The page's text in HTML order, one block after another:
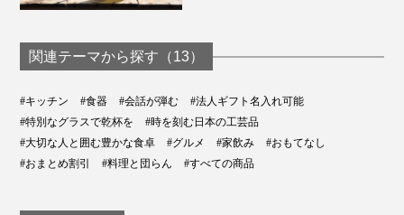
関連テーマから探す（13）
#キッチン #食器 #会話が弾む
#法人ギフト名入れ可能
#特別なグラスで乾杯を
#時を刻む日本の工芸品
#大切な人と囲む豊かな食卓
#グルメ #家飲み
#おもてなし
#おまとめ割引
#料理と団らん #すべての商品